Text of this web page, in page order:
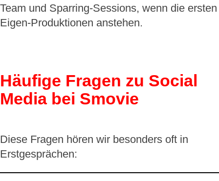
Team und Sparring-Sessions, wenn die ersten
Eigen-Produktionen anstehen.
Häufige Fragen zu Social
Media bei Smovie
Diese Fragen hören wir besonders oft in
Erstgesprächen: